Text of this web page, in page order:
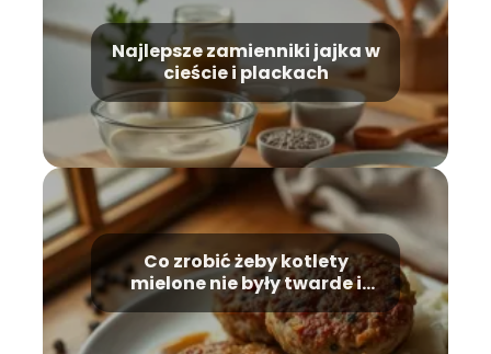
Najlepsze zamienniki jajka w
cieście i plackach
Co zrobić żeby kotlety
mielone nie były twarde i
suche?